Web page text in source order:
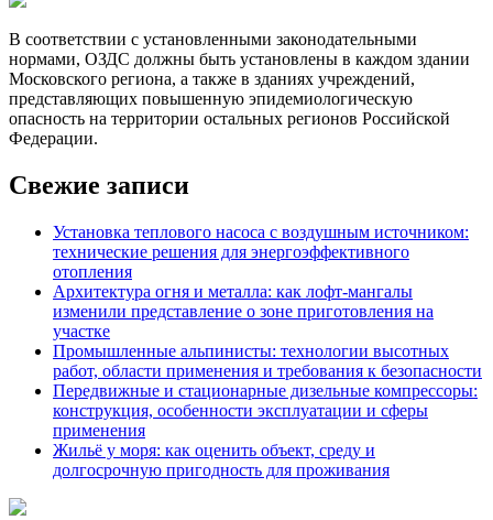
В соответствии с установленными законодательными
нормами, ОЗДС должны быть установлены в каждом здании
Московского региона, а также в зданиях учреждений,
представляющих повышенную эпидемиологическую
опасность на территории остальных регионов Российской
Федерации.
Свежие записи
Установка теплового насоса с воздушным источником:
технические решения для энергоэффективного
отопления
Архитектура огня и металла: как лофт-мангалы
изменили представление о зоне приготовления на
участке
Промышленные альпинисты: технологии высотных
работ, области применения и требования к безопасности
Передвижные и стационарные дизельные компрессоры:
конструкция, особенности эксплуатации и сферы
применения
Жильё у моря: как оценить объект, среду и
долгосрочную пригодность для проживания